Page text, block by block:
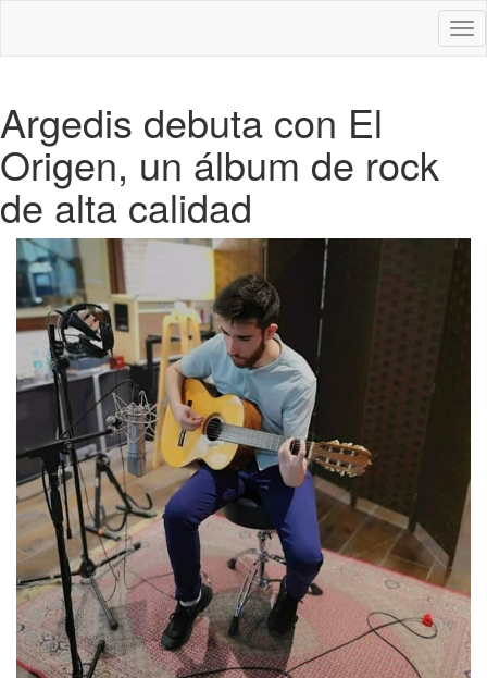
Argedis debuta con El
Origen, un álbum de rock
de alta calidad